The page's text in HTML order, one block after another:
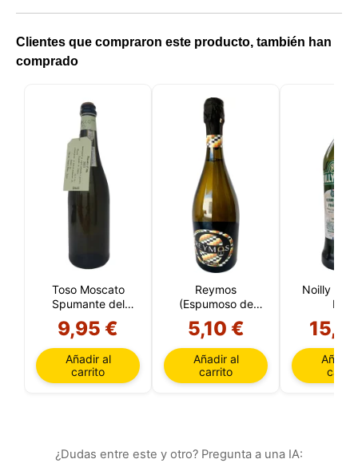
Clientes que compraron este producto, también han
comprado
Toso Moscato
Spumante del
Piamonte DOC
(Italia)
9,95 €
Añadir al
carrito
Reymos
(Espumoso de
Moscatel)
5,10 €
Añadir al
carrito
Noilly Prat
Litro
Añadir
¿Dudas entre este y otro? Pregunta a una IA: